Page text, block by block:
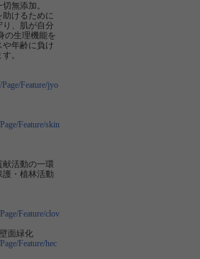
無添加。
けるために
り、肌が自分
の生理機能を
や年齢に負け
。
Feature/jyo
Feature/skin
献活動の一環
護・植林活動
Feature/clov
面緑化
Feature/hec